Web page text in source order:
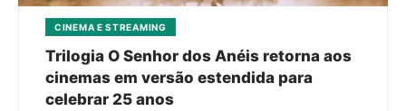
CINEMA E STREAMING
Trilogia O Senhor dos Anéis retorna aos
cinemas em versão estendida para
celebrar 25 anos